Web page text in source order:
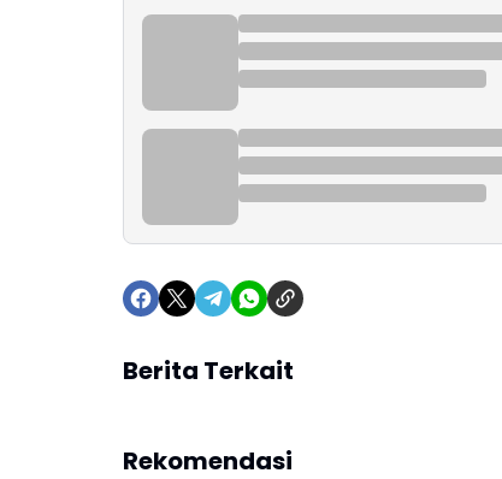
Berita Terkait
Rekomendasi